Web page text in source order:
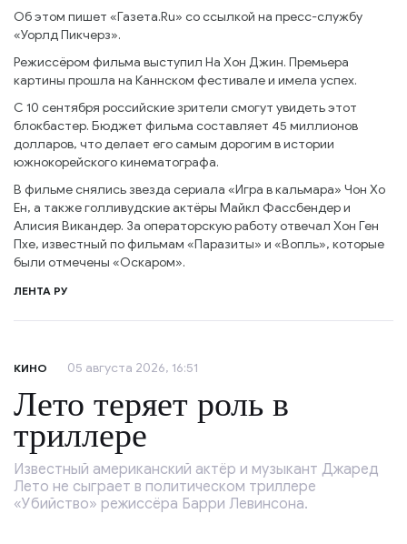
Об этом пишет «Газета.Ru» со ссылкой на пресс-службу
«Уорлд Пикчерз».
Режиссёром фильма выступил На Хон Джин. Премьера
картины прошла на Каннском фестивале и имела успех.
С 10 сентября российские зрители смогут увидеть этот
блокбастер. Бюджет фильма составляет 45 миллионов
долларов, что делает его самым дорогим в истории
южнокорейского кинематографа.
В фильме снялись звезда сериала «Игра в кальмара» Чон Хо
Ен, а также голливудские актёры Майкл Фассбендер и
Алисия Викандер. За операторскую работу отвечал Хон Ген
Пхе, известный по фильмам «Паразиты» и «Вопль», которые
были отмечены «Оскаром».
ЛЕНТА РУ
КИНО 05 августа 2026, 16:51
Лето теряет роль в
триллере
Известный американский актёр и музыкант Джаред
Лето не сыграет в политическом триллере
«Убийство» режиссёра Барри Левинсона.